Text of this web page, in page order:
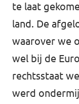
te laat
land. De
waarover we
wel bij de
rechtsstaat
werd